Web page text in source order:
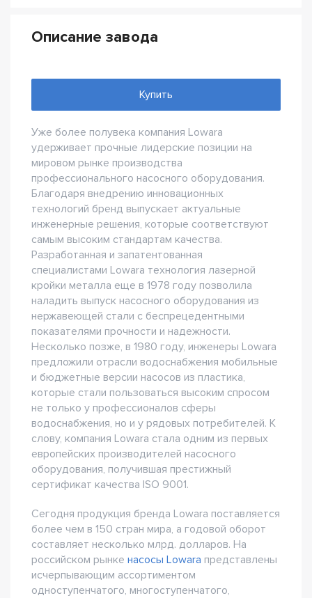
Описание завода
Купить
Уже более полувека компания Lowara
удерживает прочные лидерские позиции на
мировом рынке производства
профессионального насосного оборудования.
Благодаря внедрению инновационных
технологий бренд выпускает актуальные
инженерные решения, которые соответствуют
самым высоким стандартам качества.
Разработанная и запатентованная
специалистами Lowara технология лазерной
кройки металла еще в 1978 году позволила
наладить выпуск насосного оборудования из
нержавеющей стали с беспрецедентными
показателями прочности и надежности.
Несколько позже, в 1980 году, инженеры Lowara
предложили отрасли водоснабжения мобильные
и бюджетные версии насосов из пластика,
которые стали пользоваться высоким спросом
не только у профессионалов сферы
водоснабжения, но и у рядовых потребителей. К
слову, компания Lowara стала одним из первых
европейских производителей насосного
оборудования, получившая престижный
сертификат качества ISO 9001.
Сегодня продукция бренда Lowara поставляется
более чем в 150 стран мира, а годовой оборот
составляет несколько млрд. долларов. На
российском рынке насосы Lowara представлены
исчерпывающим ассортиментом
одноступенчатого, многоступенчатого,